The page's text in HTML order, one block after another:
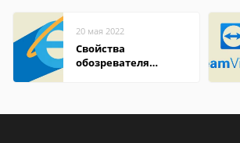
20 мая 2022
Свойства
обозревателя